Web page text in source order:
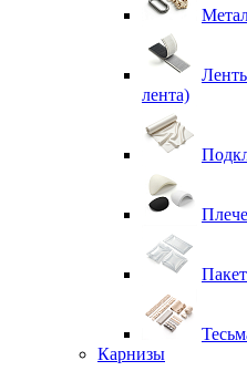
лента)
Карнизы